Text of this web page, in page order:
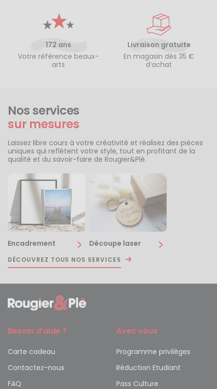
172 ans
Votre référence beaux-
arts
Livraison gratuite
En magasin dès 35 €
d’achat
Nos services
sur mesures
Laissez libre cours à votre créativité et réalisez des pièces
uniques qui reflètent votre style, tout en profitant de la
qualité et du savoir-faire de Rougier&Plé.
Encadrement Découpe laser
DÉCOUVREZ TOUS NOS SERVICES
Besoin d’aide ?
Carte cadeau
Contactez-nous
FAQ
Avec vous
Programme privilèges
Réduction Etudiant
Pass Culture